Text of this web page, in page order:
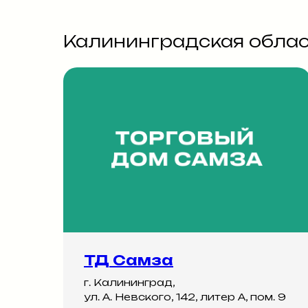
Калининградская
ТД Самза
г. Калининград,
ул. А. Невского, 142, литер А, пом. 9